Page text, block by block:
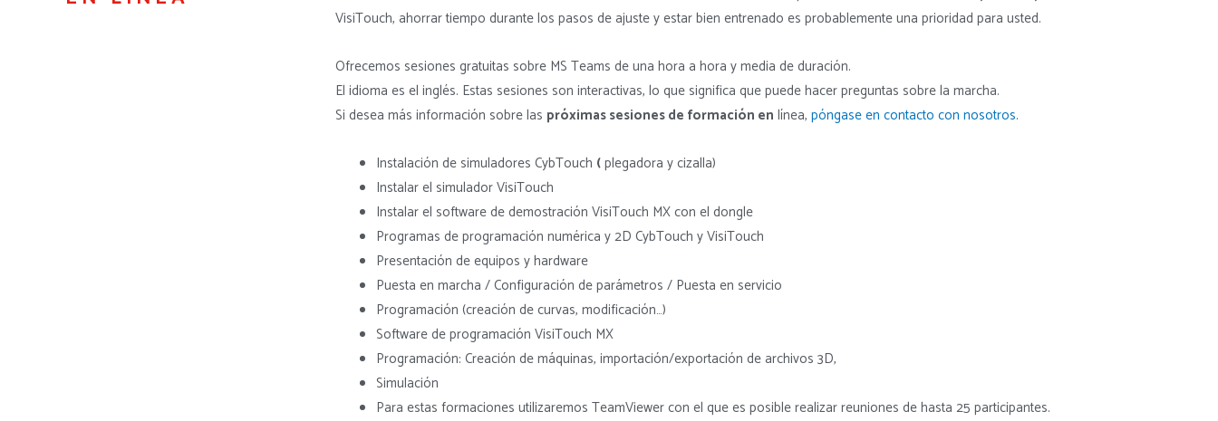
VisiTouch, ahorrar tiempo durante los pasos de ajuste y estar bien entrenado es probablemente una prioridad para usted.
Ofrecemos sesiones gratuitas sobre MS Teams de una hora a hora y media de duración.
El idioma es el inglés. Estas sesiones son interactivas, lo que significa que puede hacer preguntas sobre la marcha.
Si desea más información sobre las próximas sesiones de formación en línea, póngase en contacto con nosotros.
Instalación de simuladores CybTouch (plegadora y cizalla)
Instalar el simulador VisiTouch
Instalar el software de demostración VisiTouch MX con el dongle
Programas de programación numérica y 2D CybTouch y VisiTouch
Presentación de equipos y hardware
Puesta en marcha / Configuración de parámetros / Puesta en servicio
Programación (creación de curvas, modificación…)
Software de programación VisiTouch MX
Programación: Creación de máquinas, importación/exportación de archivos 3D,
Simulación
Para estas formaciones utilizaremos TeamViewer con el que es posible realizar reuniones de hasta 25 participantes.